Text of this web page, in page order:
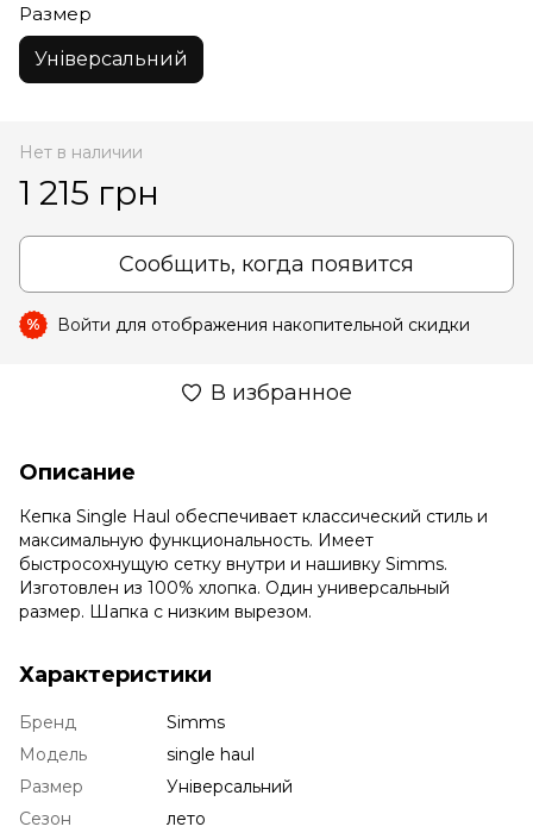
Размер
Універсальний
Нет в наличии
1 215 грн
Сообщить, когда появится
% Войти для отображения накопительной скидки
В избранное
Описание
Кепка Single Haul обеспечивает классический стиль и
максимальную функциональность. Имеет
быстросохнущую сетку внутри и нашивку Simms.
Изготовлен из 100% хлопка. Один универсальный
размер. Шапка с низким вырезом.
Характеристики
Бренд
Simms
Модель
single haul
Размер
Універсальний
Сезон
лето